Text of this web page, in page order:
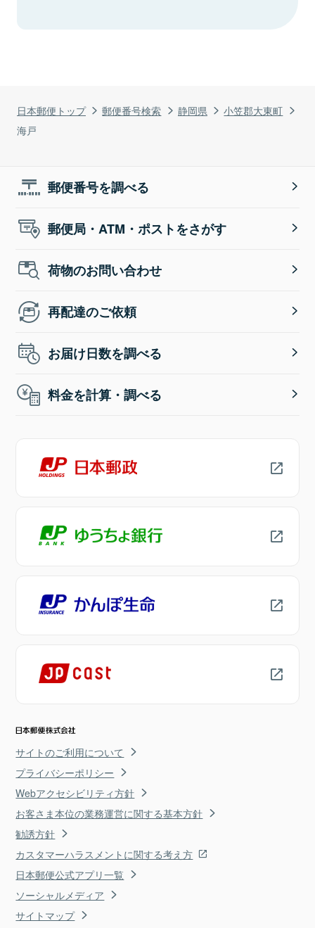
日本郵便トップ 郵便番号検索 静岡県
小笠郡大東町
海戸
郵便番号を調べる
郵便局・ATM・ポストをさがす
荷物のお問い合わせ
再配達のご依頼
お届け日数を調べる
料金を計算・調べる
サイトのご利用について
プライバシーポリシー
Webアクセシビリティ方針
お客さま本位の業務運営に関する基本方針
勧誘方針
カスタマーハラスメントに関する考え方
日本郵便公式アプリ一覧
ソーシャルメディア
サイトマップ